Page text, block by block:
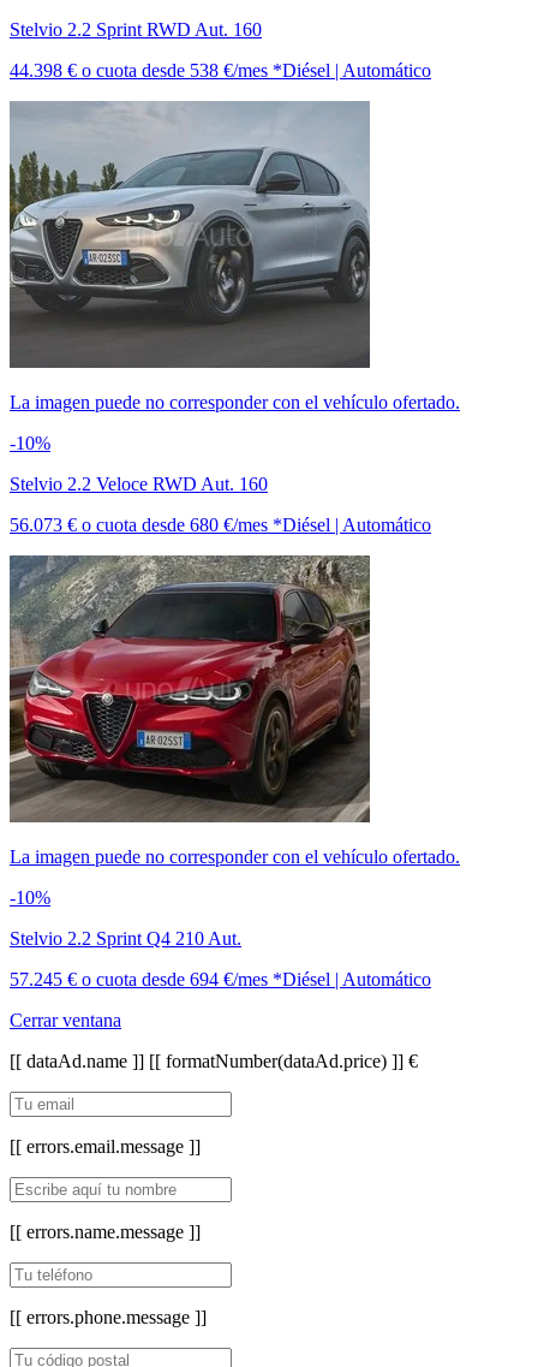
Stelvio 2.2 Sprint RWD Aut. 160
44.398 € o cuota desde 538 €/mes *Diésel | Automático
La imagen puede no corresponder con el vehículo ofertado.
-10%
Stelvio 2.2 Veloce RWD Aut. 160
56.073 € o cuota desde 680 €/mes *Diésel | Automático
La imagen puede no corresponder con el vehículo ofertado.
-10%
Stelvio 2.2 Sprint Q4 210 Aut.
57.245 € o cuota desde 694 €/mes *Diésel | Automático
Cerrar ventana
[[ dataAd.name ]] [[ formatNumber(dataAd.price) ]] €
[[ errors.email.message ]]
[[ errors.name.message ]]
[[ errors.phone.message ]]